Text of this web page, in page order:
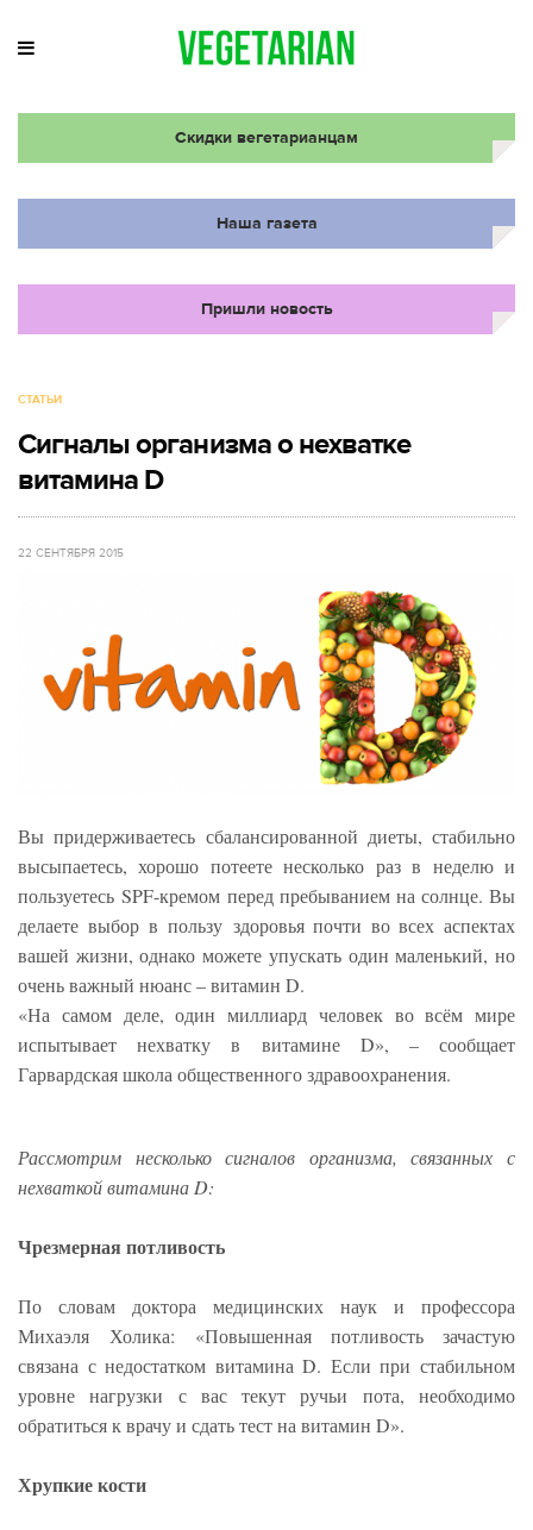
Скидки вегетарианцам
Наша газета
Пришли новость
СТАТЬИ
Сигналы организма о нехватке
витамина D
22 СЕНТЯБРЯ 2015
Вы придерживаетесь сбалансированной диеты, стабильно
высыпаетесь, хорошо потеете несколько раз в неделю и
пользуетесь SPF-кремом перед пребыванием на солнце. Вы
делаете выбор в пользу здоровья почти во всех аспектах
вашей жизни, однако можете упускать один маленький, но
очень важный нюанс – витамин D.
«На самом деле, один миллиард человек во всём мире
испытывает нехватку в витамине D», – сообщает
Гарвардская школа общественного здравоохранения.
Рассмотрим несколько сигналов организма, связанных с
нехваткой витамина D:
Чрезмерная потливость
По словам доктора медицинских наук и профессора
Михаэля Холика: «Повышенная потливость зачастую
связана с недостатком витамина D. Если при стабильном
уровне нагрузки с вас текут ручьи пота, необходимо
обратиться к врачу и сдать тест на витамин D».
Хрупкие кости